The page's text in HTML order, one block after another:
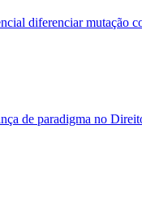
diferenciar mutação
de paradigma no